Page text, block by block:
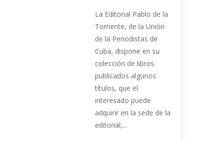
La Editorial Pablo de la
Torriente, de la Unión
de la Periodistas de
Cuba, dispone en su
colección de libros
publicados algunos
títulos, que el
interesado puede
adquirir en la sede de la
editorial,...